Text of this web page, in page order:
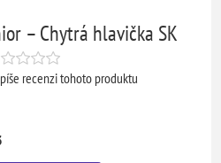
– Chytrá hlavička SK
recenzi tohoto produktu